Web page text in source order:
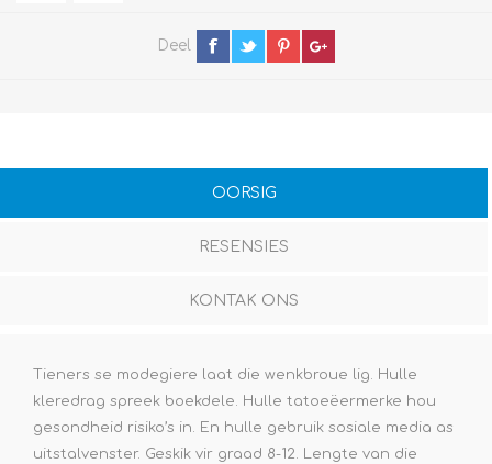
Deel
OORSIG
RESENSIES
KONTAK ONS
Tieners se modegiere laat die wenkbroue lig. Hulle
kleredrag spreek boekdele. Hulle tatoeëermerke hou
gesondheid risiko’s in. En hulle gebruik sosiale media as
uitstalvenster. Geskik vir graad 8-12. Lengte van die